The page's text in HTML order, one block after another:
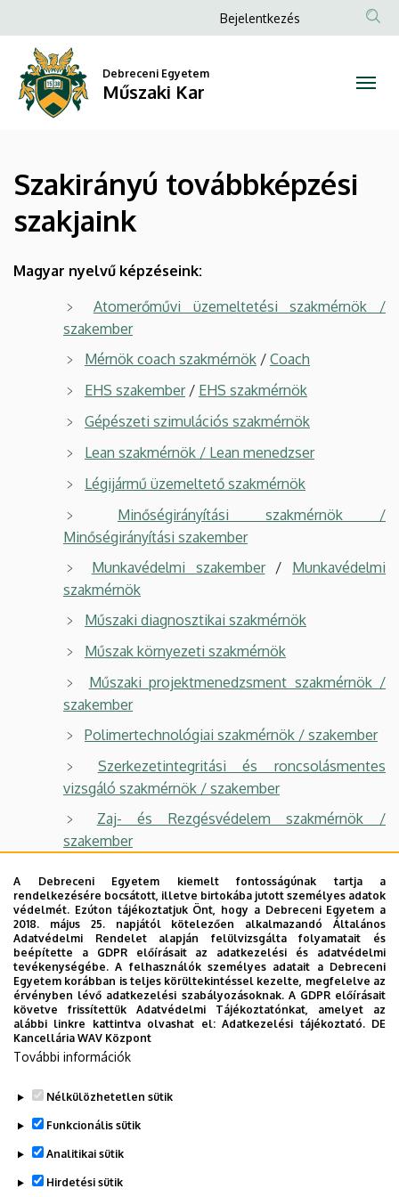
továbbképzési
szakjaink
Műszaki
Kar
a
tartalomra
Anonim
Bejelentkezés
Debreceni Egyetem
Műszaki Kar
Szakirányú továbbképzési
szakjaink
Magyar nyelvű képzéseink:
Atomerőművi üzemeltetési szakmérnök /
szakember
Mérnök coach szakmérnök / Coach
EHS szakember/ EHS szakmérnök
Gépészeti szimulációs szakmérnök
Lean szakmérnök / Lean menedzser
Légijármű üzemeltető szakmérnök
Minőségirányítási szakmérnök /
Minőségirányítási szakember
Munkavédelmi szakember/ Munkavédelmi
szakmérnök
Műszaki diagnosztikai szakmérnök
Műszak környezeti szakmérnök
Műszaki projektmenedzsment szakmérnök /
szakember
Polimertechnológiai szakmérnök / szakember
Szerkezetintegritási és roncsolásmentes
vizsgáló szakmérnök / szakember
Zaj- és Rezgésvédelem szakmérnök /
szakember
Angol nyelvű képzéseink:
Lean Engineer postgraduate program (full-time
és part-time)
Lean Manager postgraduate program (full-time
és part-time)
Strategic Engineering and Sustainability
Leadership postgraduate program (full-time és
Legutóbbi frissítés: 2026. 06. 16. 13:44
A Debreceni Egyetem kiemelt fontosságúnak tartja a
rendelkezésére bocsátott, illetve birtokába jutott személyes adatok
védelmét. Ezúton tájékoztatjuk Önt, hogy a Debreceni Egyetem a
2018. május 25. napjától kötelezően alkalmazandó Általános
Adatvédelmi Rendelet alapján felülvizsgálta folyamatait és
beépítette a GDPR előírásait az adatkezelési és adatvédelmi
tevékenységébe. A felhasználók személyes adatait a Debreceni
Egyetem korábban is teljes körültekintéssel kezelte, megfelelve az
érvényben lévő adatkezelési szabályozásoknak. A GDPR előírásait
követve frissítettük Adatvédelmi Tájékoztatónkat, amelyet az
alábbi linkre kattintva olvashat el:Adatkezelési tájékoztató. DE
Kancellária WAV Központ
További információk
Nélkülözhetetlen sütik
Funkcionális sütik
Analitikai sütik
Hirdetési sütik